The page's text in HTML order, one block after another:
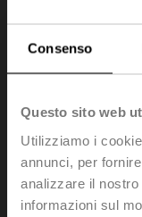
Consenso
Questo sito web
Utilizziamo i
annunci, per
analizzare il
informazioni sul
MP-